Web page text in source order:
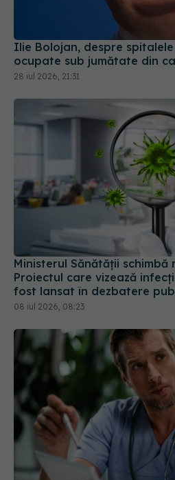
Ilie Bolojan, despre
ocupate sub jumătate din
28 iul 2026, 21:31
Ministerul Sănătății schimbă
Proiectul care vizează
fost lansat în dezbatere
08 iul 2026, 08:23